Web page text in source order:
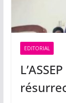
EDITORIAL